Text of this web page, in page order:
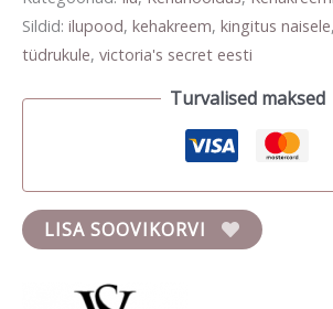
Sildid: ilupood, kehakreem, kingitus naisele,
tüdrukule, victoria's secret eesti
Turvalised maksed
LISA SOOVIKORVI